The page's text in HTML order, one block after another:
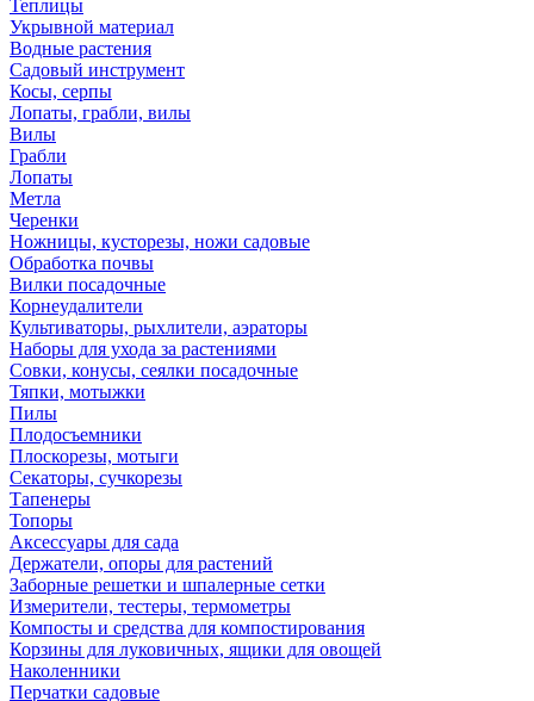
Теплицы
Укрывной материал
Водные растения
Садовый инструмент
Косы, серпы
Лопаты, грабли, вилы
Вилы
Грабли
Лопаты
Метла
Черенки
Ножницы, кусторезы, ножи садовые
Обработка почвы
Вилки посадочные
Корнеудалители
Культиваторы, рыхлители, аэраторы
Наборы для ухода за растениями
Совки, конусы, сеялки посадочные
Тяпки, мотыжки
Пилы
Плодосъемники
Плоскорезы, мотыги
Секаторы, сучкорезы
Тапенеры
Топоры
Аксессуары для сада
Держатели, опоры для растений
Заборные решетки и шпалерные сетки
Измерители, тестеры, термометры
Компосты и средства для компостирования
Корзины для луковичных, ящики для овощей
Наколенники
Перчатки садовые